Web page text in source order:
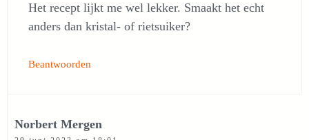
Het recept lijkt me wel lekker. Smaakt het echt
anders dan kristal- of rietsuiker?
Beantwoorden
Norbert Mergen